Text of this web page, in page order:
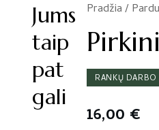
Pradžia/
RANKŲ DARBO
16,00 €
Jums
taip
pat
gali